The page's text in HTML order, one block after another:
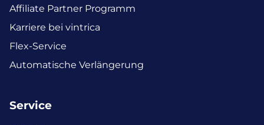
Affiliate Partner Programm
Karriere bei vintrica
Flex-Service
Automatische Verlängerung
Service